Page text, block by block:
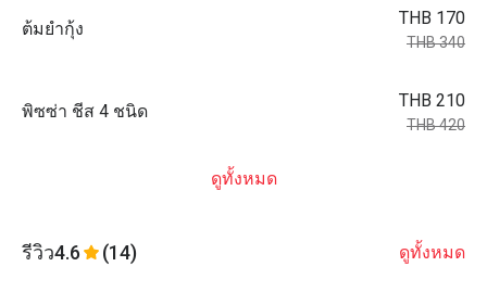
ต้มยำกุ้ง
THB 170
THB 340
พิซซ่า ชีส 4 ชนิด
THB 210
THB 420
ดูทั้งหมด
รีวิว4.6 (14) ดูทั้งหมด